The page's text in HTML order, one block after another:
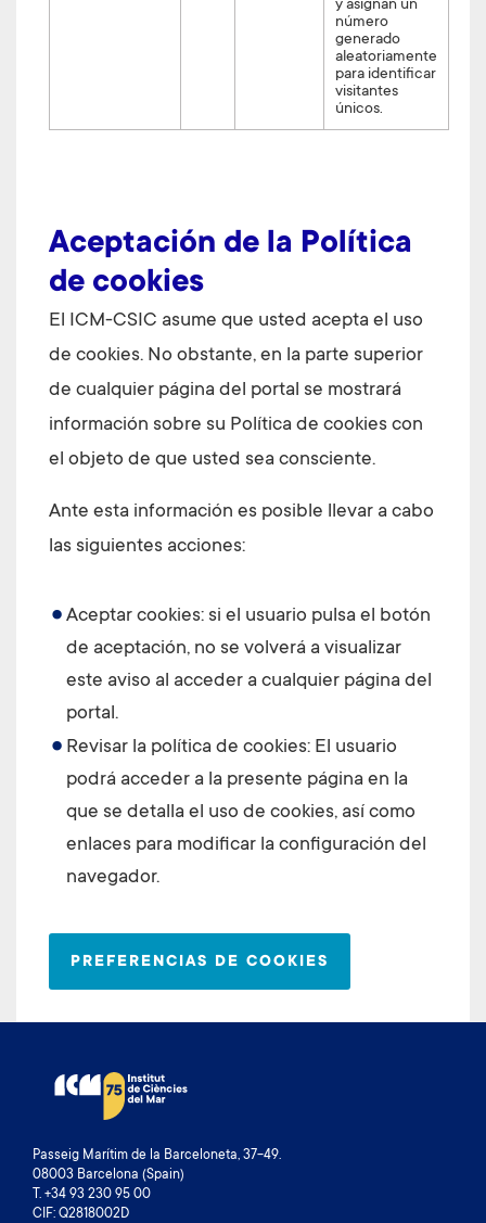
y asignan un
número
generado
aleatoriamente
para identificar
visitantes
únicos.
Aceptación de la Política
de cookies
El ICM-CSIC asume que usted acepta el uso
de cookies. No obstante, en la parte superior
de cualquier página del portal se mostrará
información sobre su Política de cookies con
el objeto de que usted sea consciente.
Ante esta información es posible llevar a cabo
las siguientes acciones:
Aceptar cookies: si el usuario pulsa el botón
de aceptación, no se volverá a visualizar
este aviso al acceder a cualquier página del
portal.
Revisar la política de cookies: El usuario
podrá acceder a la presente página en la
que se detalla el uso de cookies, así como
enlaces para modificar la configuración del
navegador.
PREFERENCIAS DE COOKIES
Passeig Marítim de la Barceloneta, 37-49.
08003 Barcelona (Spain)
T. +34 93 230 95 00
CIF: Q2818002D